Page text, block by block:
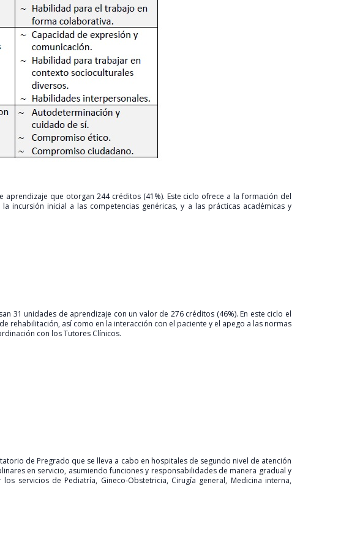
que otorgan 244 créditos (41%). Este ciclo ofrece a la formación del
incursión inicial a las competencias genéricas, y a las prácticas académicas y
31 unidades de aprendizaje con un valor de 276 créditos (46%). En este ciclo el
rehabilitación, así como en la interacción con el paciente y el apego a las normas
con los Tutores Clínicos.
de Pregrado que se lleva a cabo en hospitales de segundo nivel de atención
en servicio, asumiendo funciones y responsabilidades de manera gradual y
servicios de Pediatría, Gineco-Obstetricia, Cirugía general, Medicina interna,